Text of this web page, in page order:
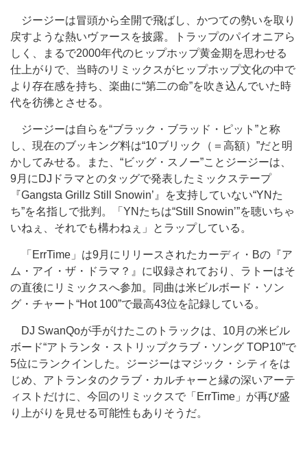
ジージーは冒頭から全開で飛ばし、かつての勢いを取り
戻すような熱いヴァースを披露。トラップのパイオニアら
しく、まるで2000年代のヒップホップ黄金期を思わせる
仕上がりで、当時のリミックスがヒップホップ文化の中で
より存在感を持ち、楽曲に“第二の命”を吹き込んでいた時
代を彷彿とさせる。
ジージーは自らを“ブラック・ブラッド・ピット”と称
し、現在のブッキング料は“10ブリック（＝高額）”だと明
かしてみせる。また、“ビッグ・スノー”ことジージーは、
9月にDJドラマとのタッグで発表したミックステープ
『Gangsta Grillz Still Snowin’』を支持していない“YNた
ち”を名指しで批判。「YNたちは“Still Snowin’”を聴いちゃ
いねぇ、それでも構わねぇ」とラップしている。
「ErrTime」は9月にリリースされたカーディ・Bの『ア
ム・アイ・ザ・ドラマ？』に収録されており、ラトーはそ
の直後にリミックスへ参加。同曲は米ビルボード・ソン
グ・チャート“Hot 100”で最高43位を記録している。
DJ SwanQoが手がけたこのトラックは、10月の米ビル
ボード“アトランタ・ストリップクラブ・ソング TOP10”で
5位にランクインした。ジージーはマジック・シティをは
じめ、アトランタのクラブ・カルチャーと縁の深いアーテ
ィストだけに、今回のリミックスで「ErrTime」が再び盛
り上がりを見せる可能性もありそうだ。